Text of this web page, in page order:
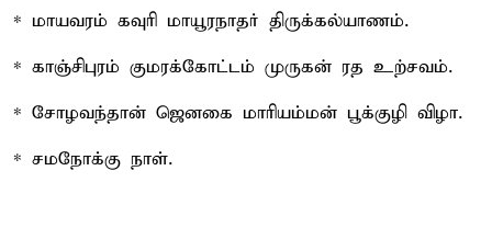
* மாயவரம் கவுரி மாயூரநாதர் திருக்கல்யாணம்.
* காஞ்சிபுரம் குமரக்கோட்டம் முருகன் ரத உற்சவம்.
* சோழவந்தான் ஜெனகை மாரியம்மன் பூக்குழி விழா.
* சமநோக்கு நாள்.